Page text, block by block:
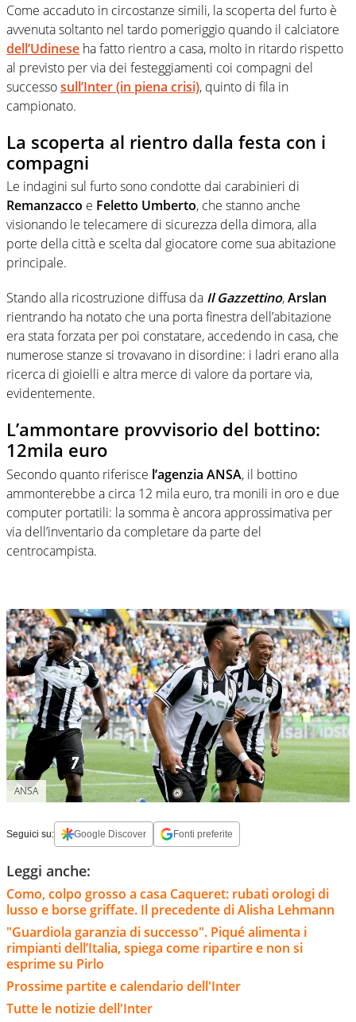
Come accaduto in circostanze simili, la scoperta del furto è
avvenuta soltanto nel tardo pomeriggio quando il calciatore
dell’Udinese ha fatto rientro a casa, molto in ritardo rispetto
al previsto per via dei festeggiamenti coi compagni del
successosull’Inter (in piena crisi), quinto di fila in
campionato.
La scoperta al rientro dalla festa con i
compagni
Le indagini sul furto sono condotte dai carabinieri di
Remanzacco e Feletto Umberto, che stanno anche
visionando le telecamere di sicurezza della dimora, alla
porte della città e scelta dal giocatore come sua abitazione
principale.
Stando alla ricostruzione diffusa da Il Gazzettino,Arslan
rientrando ha notato che una porta finestra dell’abitazione
era stata forzata per poi constatare, accedendo in casa, che
numerose stanze si trovavano in disordine: i ladri erano alla
ricerca di gioielli e altra merce di valore da portare via,
evidentemente.
L’ammontare provvisorio del bottino:
12mila euro
Secondo quanto riferisce l’agenzia ANSA, il bottino
ammonterebbe a circa 12 mila euro, tra monili in oro e due
computer portatili: la somma è ancora approssimativa per
via dell’inventario da completare da parte del
centrocampista.
ANSA
Seguici su: Google Discover Fonti preferite
Leggi anche:
Como, colpo grosso a casa Caqueret: rubati orologi di
lusso e borse griffate. Il precedente di Alisha Lehmann
"Guardiola garanzia di successo". Piqué alimenta i
rimpianti dell’Italia, spiega come ripartire e non si
esprime su Pirlo
Prossime partite e calendario dell'Inter
Tutte le notizie dell'Inter